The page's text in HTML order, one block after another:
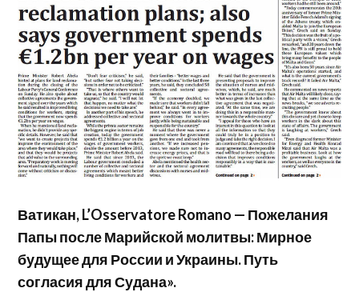
Ватикан, L’Osservatore Romano — Пожелания
Папы после Марийской молитвы: Мирное
будущее для России и Украины. Путь
согласия для Судана».